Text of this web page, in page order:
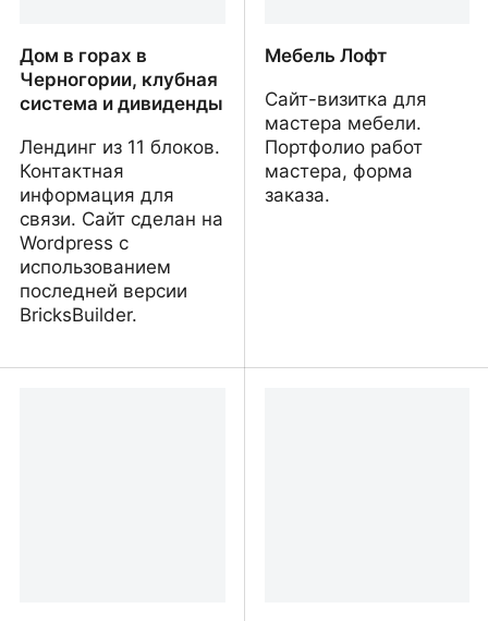
Дом в горах в
Черногории, клубная
система и дивиденды
Лендинг из 11 блоков.
Контактная
информация для
связи. Сайт сделан на
Wordpress с
использованием
последней версии
BricksBuilder.
Мебель Лофт
Сайт-визитка для
мастера мебели.
Портфолио работ
мастера, форма
заказа.